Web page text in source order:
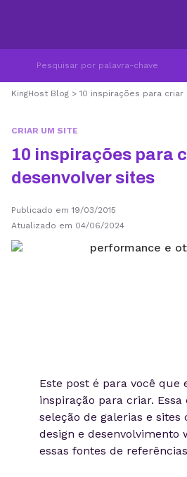
KingHost Blog > 10 inspirações para
CRIAR UM SITE
10 inspirações para
desenvolver sites
Publicado em 19/03/2015
Atualizado em 04/06/2024
Este post é para você que
inspiração para criar. Essa
seleção de galerias e sites
design e desenvolvimento
essas fontes de